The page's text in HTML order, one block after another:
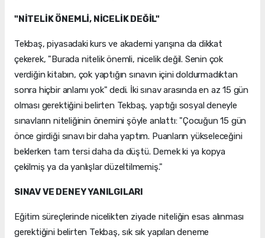
"NİTELİK ÖNEMLİ, NİCELİK DEĞİL"
Tekbaş, piyasadaki kurs ve akademi yarışına da dikkat
çekerek, "Burada nitelik önemli, nicelik değil. Senin çok
verdiğin kitabın, çok yaptığın sınavın içini doldurmadıktan
sonra hiçbir anlamı yok" dedi. İki sınav arasında en az 15 gün
olması gerektiğini belirten Tekbaş, yaptığı sosyal deneyle
sınavların niteliğinin önemini şöyle anlattı: "Çocuğun 15 gün
önce girdiği sınavı bir daha yaptım. Puanların yükseleceğini
beklerken tam tersi daha da düştü. Demek ki ya kopya
çekilmiş ya da yanlışlar düzeltilmemiş."
SINAV VE DENEY YANILGILARI
Eğitim süreçlerinde nicelikten ziyade niteliğin esas alınması
gerektiğini belirten Tekbaş, sık sık yapılan deneme